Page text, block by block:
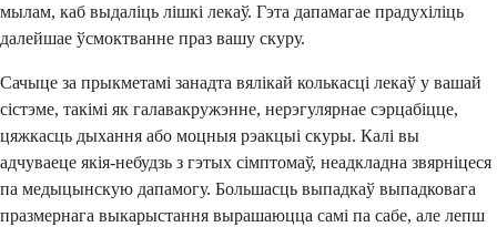
мылам, каб выдаліць лішкі лекаў. Гэта дапамагае прадухіліць
далейшае ўсмоктванне праз вашу скуру.
Сачыце за прыкметамі занадта вялікай колькасці лекаў у вашай
сістэме, такімі як галавакружэнне, нерэгулярнае сэрцабіцце,
цяжкасць дыхання або моцныя рэакцыі скуры. Калі вы
адчуваеце якія-небудзь з гэтых сімптомаў, неадкладна звярніцеся
па медыцынскую дапамогу. Большасць выпадкаў выпадковага
празмернага выкарыстання вырашаюцца самі па сабе, але лепш